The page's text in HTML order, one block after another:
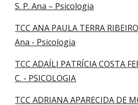
S. P. Ana – Psicologia
TCC ANA PAULA TERRA
Ana - Psicologia
TCC ADAÍLI PATRÍCIA COSTA
C. - PSICOLOGIA
TCC ADRIANA APARECIDA DE